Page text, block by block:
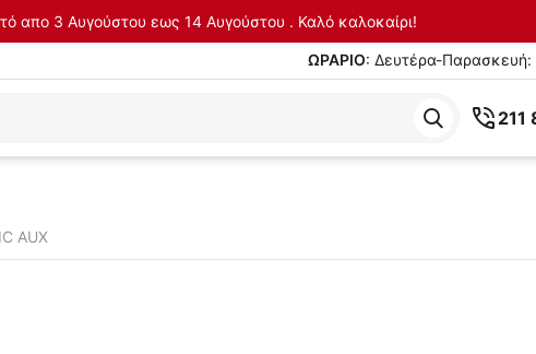
απο 3 Αυγούστου εως 14 Αυγούστου . Καλό καλοκαίρι!
ΩΡΑΡΙΟ: Δευτέρα-
211
AUX